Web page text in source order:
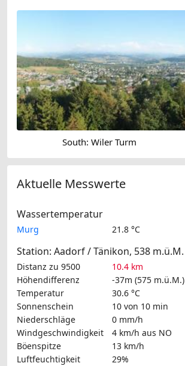
South: Wiler Turm
Aktuelle Messwerte
Wassertemperatur
Murg 21.8 °C
Station: Aadorf / Tänikon, 538 m.ü.M.
Distanz zu 9500
10.4 km
Höhendifferenz
-37m (575 m.ü.M.)
Temperatur
30.6 °C
Sonnenschein
10 von 10 min
Niederschläge
0 mm/h
Windgeschwindigkeit
4 km/h aus NO
Böenspitze
13 km/h
Luftfeuchtigkeit
29%